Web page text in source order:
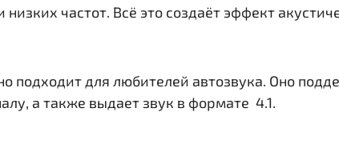
частот. Всё это создаёт эффект
подходит для любителей автозвука. Оно
а также выдает звук в формате 4.1.